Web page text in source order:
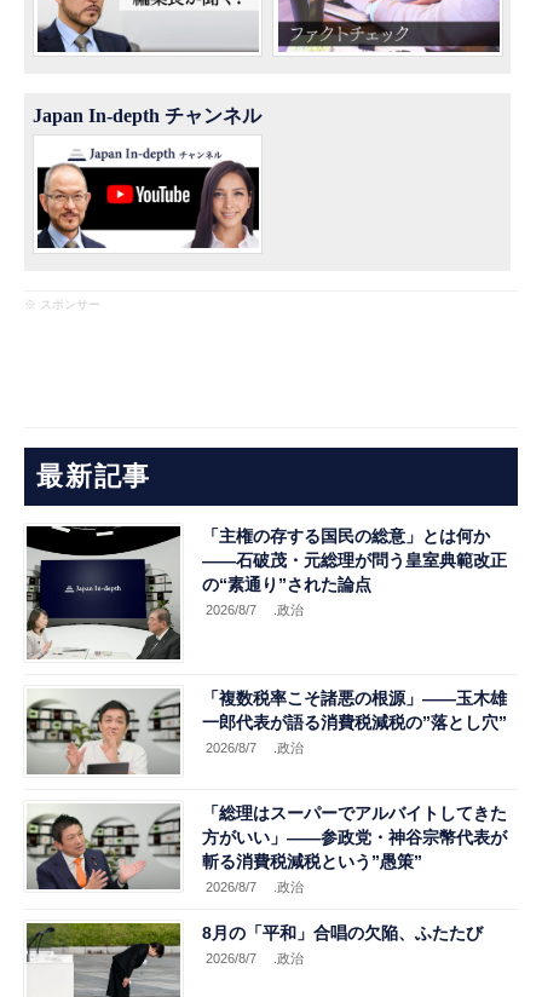
Japan In-depth チャンネル
※ スポンサー
最新記事
「主権の存する国民の総意」とは何か
――石破茂・元総理が問う皇室典範改正
の“素通り”された論点
2026/8/7 .政治
「複数税率こそ諸悪の根源」――玉木雄
一郎代表が語る消費税減税の”落とし穴”
2026/8/7 .政治
「総理はスーパーでアルバイトしてきた
方がいい」――参政党・神谷宗幣代表が
斬る消費税減税という”愚策”
2026/8/7 .政治
8月の「平和」合唱の欠陥、ふたたび
2026/8/7 .政治